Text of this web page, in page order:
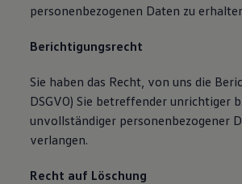
personenbezogenen Daten zu
Berichtigungsrecht
Sie haben das Recht, von uns die
DSGVO) Sie betreffender unrichtiger
unvollständiger personenbezogener
verlangen.
Recht auf Löschung